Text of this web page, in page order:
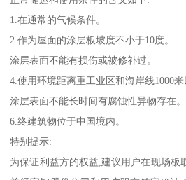
1.在通常的气候条件。
2.作为屋面的涂层板坡度不小于10度。
涂层表面不能有损伤或被修补过。
4.使用环境距离重工业区和海岸线1000
涂层表面不能长时间有腐蚀性异物存在。
6.终建筑物位于中国境内。
特别提示:
为保证利益方的权益,建议用户在现场板